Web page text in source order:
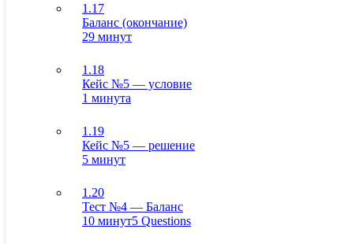
1.17
Баланс (окончание)
29 минут
1.18
Кейс №5 — условие
1 минута
1.19
Кейс №5 — решение
5 минут
1.20
Тест №4 — Баланс
10 минут5 Questions